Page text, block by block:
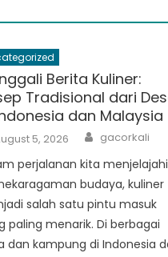
Berita Kuliner:
Tradisional dari
dan Malaysia
5, 2026 Author
gacorkali
perjalanan kita menjelajahi
budaya, kuliner
salah satu pintu masuk
paling menarik. Di berbagai
dan kampung di Indonesia